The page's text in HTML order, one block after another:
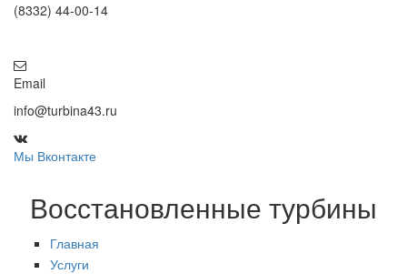
(8332) 44-00-14
Email
info@turbina43.ru
Мы Вконтакте
Восстановленные турбины
Главная
Услуги